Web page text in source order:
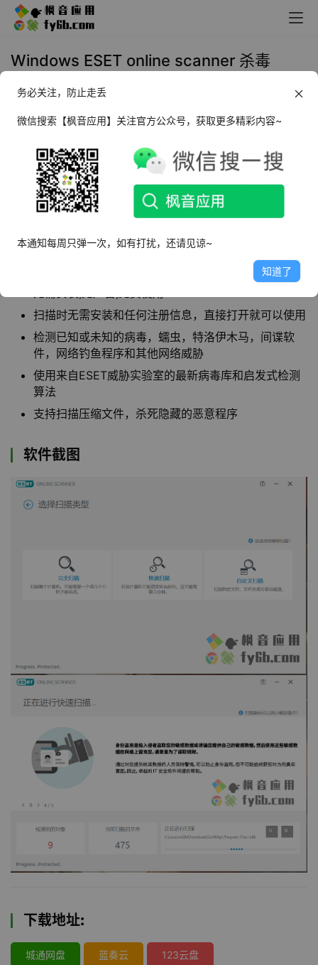
Windows ESET online scanner 杀毒
2022年3月18日 11:44 系统防护
ESET Online Scanner
是一款免费的网上病毒扫
描软件，不需要安装就可以直接打开使用，使用
方式简单，提供全盘扫描，快速扫描和自定义扫
扫描时无需安装和任何注册信息，直接打开就可以使用
检测已知或未知的病毒，蠕虫，特洛伊木马，间谍软
件，网络钓鱼程序和其他网络威胁
使用来自ESET威胁实验室的最新病毒库和启发式检测
算法
支持扫描压缩文件，杀死隐藏的恶意程序
软件截图
下载地址:
城通网盘 蓝奏云 123云盘
务必关注，防止走丢
微信搜索【枫音应用】关注官方公众号，获取更多精彩内容~
本通知每周只弹一次，如有打扰，还请见谅~
知道了